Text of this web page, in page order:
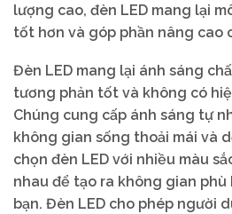
lượng cao, đèn LED mang lại
tốt hơn và góp phần nâng cao
Đèn LED mang lại ánh sáng
tương phản tốt và không có
Chúng cung cấp ánh sáng tự
không gian sống thoải mái và
chọn đèn LED với nhiều màu
nhau để tạo ra không gian phù
bạn. Đèn LED cho phép người